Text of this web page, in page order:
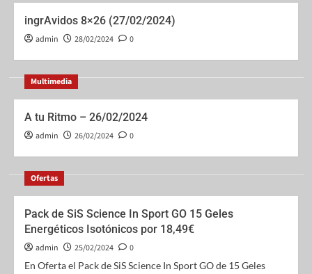
ingrAvidos 8×26 (27/02/2024)
admin 28/02/2024 0
Multimedia
A tu Ritmo – 26/02/2024
admin 26/02/2024 0
Ofertas
Pack de SiS Science In Sport GO 15 Geles
Energéticos Isotónicos por 18,49€
admin 25/02/2024
0
En Oferta el Pack de SiS Science In Sport GO de 15 Geles